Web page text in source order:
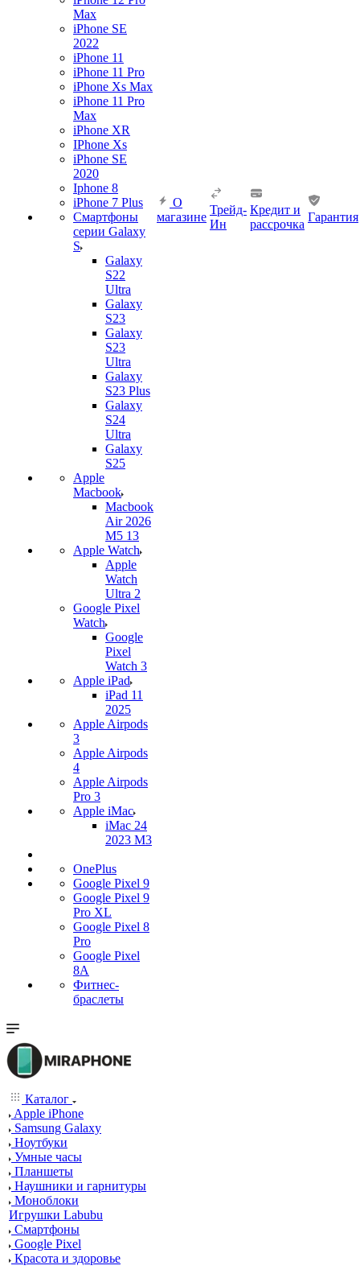
Max
iPhone SE
2022
iPhone 11
iPhone 11 Pro
iPhone Xs Max
iPhone 11 Pro
Max
iPhone XR
IPhone Xs
iPhone SE
2020
Iphone 8
iPhone 7 Plus
Смартфоны
серии Galaxy
S
Galaxy
S22
Ultra
Galaxy
S23
Galaxy
S23
Ultra
Galaxy
S23 Plus
Galaxy
S24
Ultra
Galaxy
S25
Apple
Macbook
Macbook
Air 2026
M5 13
Apple Watch
Apple
Watch
Ultra 2
Google Pixel
Watch
Google
Pixel
Watch 3
Apple iPad
iPad 11
2025
Apple Airpods
3
Apple Airpods
4
Apple Airpods
Pro 3
Apple iMac
iMac 24
2023 M3
OnePlus
Google Pixel 9
Google Pixel 9
Pro XL
Google Pixel 8
Pro
Google Pixel
8A
Фитнес-
браслеты
О
магазине
Трейд-
Ин
Кредит и
рассрочка
Гарантия
Каталог
Apple iPhone
Samsung Galaxy
Ноутбуки
Умные часы
Планшеты
Наушники и гарнитуры
Моноблоки
Игрушки Labubu
Смартфоны
Google Pixel
Красота и здоровье